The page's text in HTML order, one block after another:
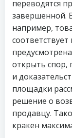
переводятся
завершенной.
например,
открыть спор,
и
площадки
решение о
продавцу.
кракен